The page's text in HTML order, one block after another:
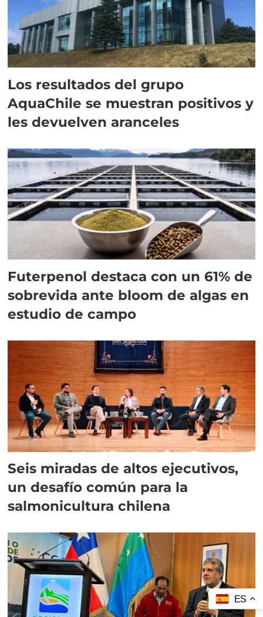
Los resultados del grupo
AquaChile se muestran positivos y
les devuelven aranceles
Futerpenol destaca con un 61% de
sobrevida ante bloom de algas en
estudio de campo
Seis miradas de altos ejecutivos,
un desafío común para la
salmonicultura chilena
ES